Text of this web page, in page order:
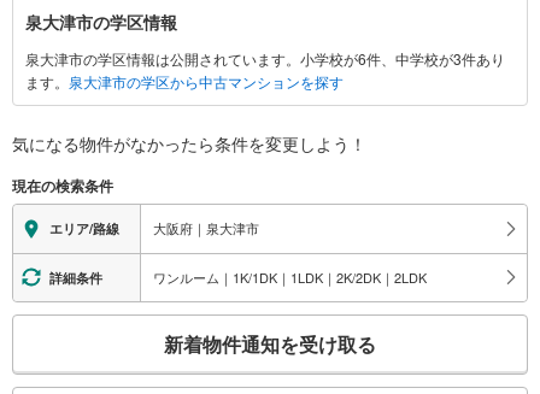
泉
大
津
市
関
る
情
報
泉大津市の学区情報
泉大津市の学区情報は公開されています。小学校が6件、中学校が3件あり
ます。 泉大津市の学区から中古マンションを探す
気になる物件がなかったら条件を変更しよう！
現在の検索条件
エリア/路線 大阪府｜泉大津市
詳細条件 ワンルーム｜1K/1DK｜1LDK｜2K/2DK｜2LDK
検
新着物件通知を受け取る